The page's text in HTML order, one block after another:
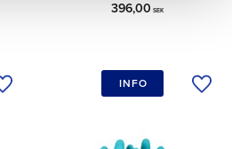
Tilføj til ønskeliste
396,00 SEK
INFO